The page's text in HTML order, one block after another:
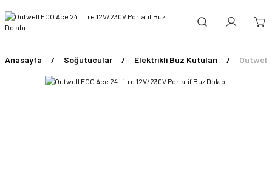
Anasayfa Soğutucular Elektrikli Buz Kutuları Outwell